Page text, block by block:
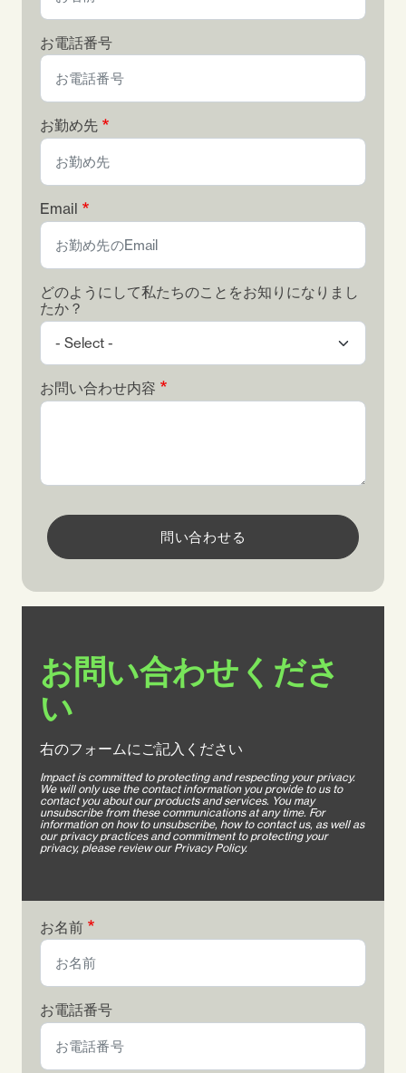
お電話番号
お勤め先
Email
どのようにして私たちのことをお知りになりまし
たか？
お問い合わせ内容
問い合わせる
お問い合わせくださ
い
右のフォームにご記入ください
Impact is committed to protecting and respecting your privacy.
We will only use the contact information you provide to us to
contact you about our products and services. You may
unsubscribe from these communications at any time. For
information on how to unsubscribe, how to contact us, as well as
our privacy practices and commitment to protecting your
privacy, please review our Privacy Policy.
お名前
お電話番号